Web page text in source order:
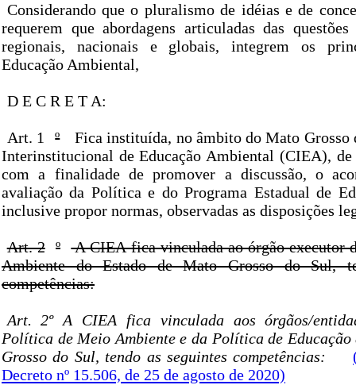
Considerando que o pluralismo de idéias e de
requerem que abordagens articuladas das
regionais, nacionais e globais, integrem os
Educação Ambiental,
D E C R E T A:
Art. 1 º
Fica instituída, no âmbito do Mato Grosso
Interinstitucional de Educação Ambiental (CIEA),
com a finalidade de promover a discussão, o
avaliação da Política e do Programa Estadual de
inclusive propor normas, observadas as disposições
Art. 2 º
A CIEA fica vinculada ao órgão executor
Ambiente do Estado de Mato Grosso do Sul,
competências:
Art. 2º A CIEA fica vinculada aos órgãos/
Política de Meio Ambiente e da Política de Educação
Grosso do Sul, tendo as seguintes competências:
Decreto nº 15.506, de 25 de agosto de 2020)